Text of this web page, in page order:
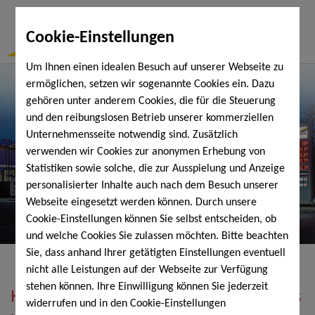
Cookie-Einstellungen
Um Ihnen einen idealen Besuch auf unserer Webseite zu
ermöglichen, setzen wir sogenannte Cookies ein. Dazu
gehören unter anderem Cookies, die für die Steuerung
und den reibungslosen Betrieb unserer kommerziellen
Unternehmensseite notwendig sind. Zusätzlich
verwenden wir Cookies zur anonymen Erhebung von
Statistiken sowie solche, die zur Ausspielung und Anzeige
personalisierter Inhalte auch nach dem Besuch unserer
Webseite eingesetzt werden können. Durch unsere
Cookie-Einstellungen können Sie selbst entscheiden, ob
und welche Cookies Sie zulassen möchten. Bitte beachten
Sie, dass anhand Ihrer getätigten Einstellungen eventuell
nicht alle Leistungen auf der Webseite zur Verfügung
stehen können. Ihre Einwilligung können Sie jederzeit
widerrufen und in den Cookie-Einstellungen
Heizöl, Diesel, Schmierstoffe, Holzpellets